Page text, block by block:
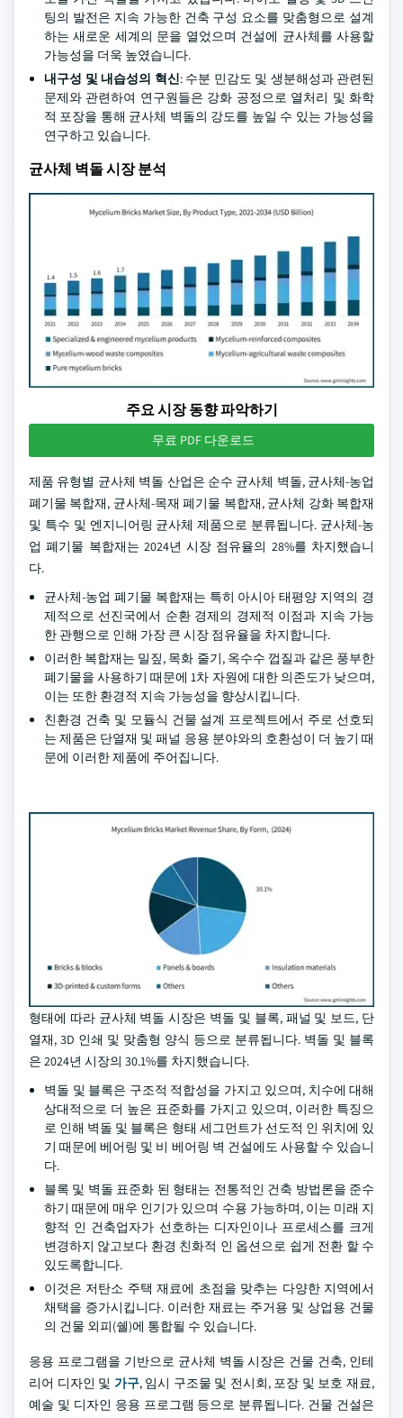
팅의 발전은 지속 가능한 건축 구성 요소를 맞춤형으로 설계
하는 새로운 세계의 문을 열었으며 건설에 균사체를 사용할
가능성을 더욱 높였습니다.
내구성 및 내습성의 혁신: 수분 민감도 및 생분해성과 관련된
문제와 관련하여 연구원들은 강화 공정으로 열처리 및 화학
적 포장을 통해 균사체 벽돌의 강도를 높일 수 있는 가능성을
연구하고 있습니다.
균사체 벽돌 시장 분석
주요 시장 동향 파악하기
무료 PDF 다운로드
제품 유형별 균사체 벽돌 산업은 순수 균사체 벽돌, 균사체-농업
폐기물 복합재, 균사체-목재 폐기물 복합재, 균사체 강화 복합재
및 특수 및 엔지니어링 균사체 제품으로 분류됩니다. 균사체-농
업 폐기물 복합재는 2024년 시장 점유율의 28%를 차지했습니
다.
균사체-농업 폐기물 복합재는 특히 아시아 태평양 지역의 경
제적으로 선진국에서 순환 경제의 경제적 이점과 지속 가능
한 관행으로 인해 가장 큰 시장 점유율을 차지합니다.
이러한 복합재는 밀짚, 목화 줄기, 옥수수 껍질과 같은 풍부한
폐기물을 사용하기 때문에 1차 자원에 대한 의존도가 낮으며,
이는 또한 환경적 지속 가능성을 향상시킵니다.
친환경 건축 및 모듈식 건물 설계 프로젝트에서 주로 선호되
는 제품은 단열재 및 패널 응용 분야와의 호환성이 더 높기 때
문에 이러한 제품에 주어집니다.
형태에 따라 균사체 벽돌 시장은 벽돌 및 블록, 패널 및 보드, 단
열재, 3D 인쇄 및 맞춤형 양식 등으로 분류됩니다. 벽돌 및 블록
은 2024년 시장의 30.1%를 차지했습니다.
벽돌 및 블록은 구조적 적합성을 가지고 있으며, 치수에 대해
상대적으로 더 높은 표준화를 가지고 있으며, 이러한 특징으
로 인해 벽돌 및 블록은 형태 세그먼트가 선도적 인 위치에 있
기 때문에 베어링 및 비 베어링 벽 건설에도 사용할 수 있습니
다.
블록 및 벽돌 표준화 된 형태는 전통적인 건축 방법론을 준수
하기 때문에 매우 인기가 있으며 수용 가능하며, 이는 미래 지
향적 인 건축업자가 선호하는 디자인이나 프로세스를 크게
변경하지 않고보다 환경 친화적 인 옵션으로 쉽게 전환 할 수
있도록합니다.
이것은 저탄소 주택 재료에 초점을 맞추는 다양한 지역에서
채택을 증가시킵니다. 이러한 재료는 주거용 및 상업용 건물
의 건물 외피(쉘)에 통합될 수 있습니다.
응용 프로그램을 기반으로 균사체 벽돌 시장은 건물 건축, 인테
리어 디자인 및 가구, 임시 구조물 및 전시회, 포장 및 보호 재료,
예술 및 디자인 응용 프로그램 등으로 분류됩니다. 건물 건설은